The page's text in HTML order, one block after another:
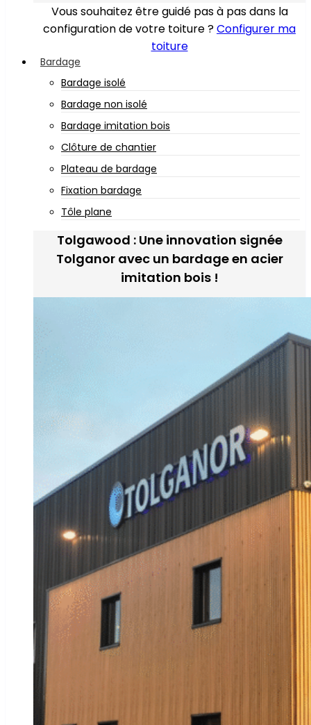
Vous souhaitez être guidé pas à pas dans la
configuration de votre toiture ?Configurer ma
toiture
Bardage
Bardage isolé
Bardage non isolé
Bardage imitation bois
Clôture de chantier
Plateau de bardage
Fixation bardage
Tôle plane
Tolgawood : Une innovation signée
Tolganor avec un bardage en acier
imitation bois !